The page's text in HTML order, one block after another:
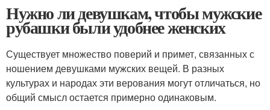
Нужно ли девушкам, чтобы мужские
рубашки были удобнее женских
Существует множество поверий и примет, связанных с
ношением девушками мужских вещей. В разных
культурах и народах эти верования могут отличаться, но
общий смысл остается примерно одинаковым.